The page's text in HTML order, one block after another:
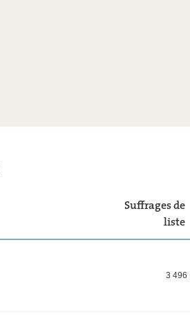
Suffrages de
liste
3 496